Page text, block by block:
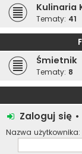
Kulinaria
Tematy: 41
Śmietnik
Tematy: 8
Zaloguj się •
Nazwa użytkownika: